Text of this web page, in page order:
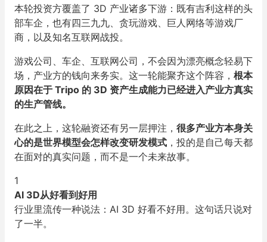
本轮投资方覆盖了 3D 产业诸多下游：既有吉利这样的头
部车企，也有四三九九、贪玩游戏、巨人网络等游戏厂
商，以及知名互联网战投。
游戏公司、车企、互联网公司，不会因为漂亮概念轻易下
场，产业方的钱向来务实。这一轮能聚齐这个阵容， 根本
原因在于 Tripo 的 3D 资产生成能力已经进入产业方真实
的生产管线。
在此之上，这轮融资还有另一层押注， 很多产业方本身关
心的是世界模型会怎样改变研发模式 ，投的是自己每天都
在面对的真实问题，而不是一个未来故事。
1
AI 3D从好看到好用
行业里流传一种说法：AI 3D 好看不好用。这句话只说对
了一半。